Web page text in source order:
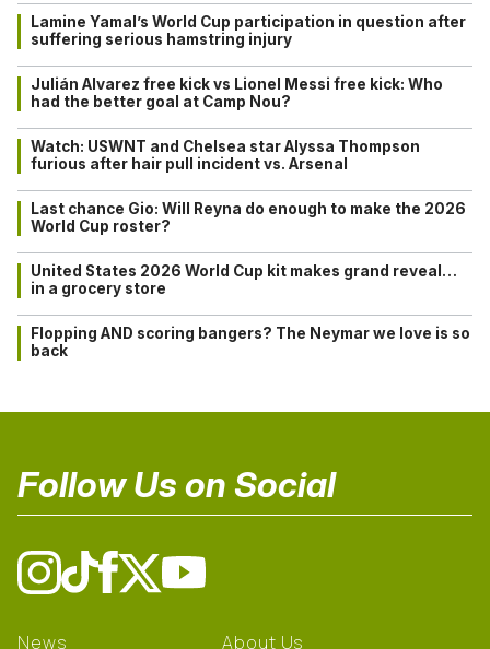
Lamine Yamal’s World Cup participation in question after
suffering serious hamstring injury
Julián Alvarez free kick vs Lionel Messi free kick: Who
had the better goal at Camp Nou?
Watch: USWNT and Chelsea star Alyssa Thompson
furious after hair pull incident vs. Arsenal
Last chance Gio: Will Reyna do enough to make the 2026
World Cup roster?
United States 2026 World Cup kit makes grand reveal…
in a grocery store
Flopping AND scoring bangers? The Neymar we love is so
back
Follow Us on Social
News About Us